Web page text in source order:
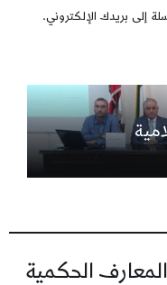
إلى بريدك الإلكتروني.
الحكمية